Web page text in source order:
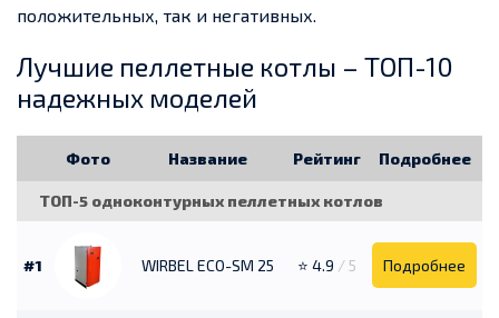
положительных, так и негативных.
Лучшие пеллетные котлы – ТОП-10
надежных моделей
Фото Название Рейтинг Подробнее
ТОП-5 одноконтурных пеллетных котлов
#1 WIRBEL ECO-SM 25 ⭐ 4.9 / 5 Подробнее